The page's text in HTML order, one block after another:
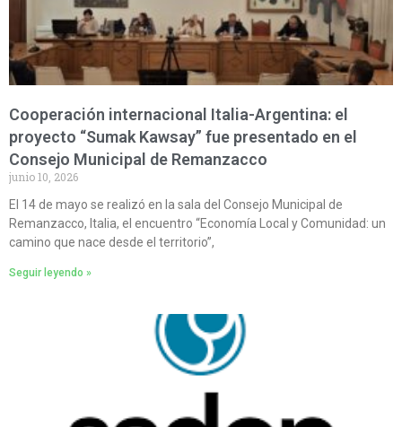
Cooperación internacional Italia-Argentina: el
proyecto “Sumak Kawsay” fue presentado en el
Consejo Municipal de Remanzacco
junio 10, 2026
El 14 de mayo se realizó en la sala del Consejo Municipal de
Remanzacco, Italia, el encuentro “Economía Local y Comunidad: un
camino que nace desde el territorio”,
Seguir leyendo »